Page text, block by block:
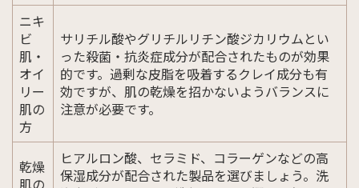
ニキ
ビ
肌・
オイ
リー
肌の
方
サリチル酸やグリチルリチン酸ジカリウムとい
った殺菌・抗炎症成分が配合されたものが効果
的です。過剰な皮脂を吸着するクレイ成分も有
効ですが、肌の乾燥を招かないようバランスに
注意が必要です。
乾燥
肌の
ヒアルロン酸、セラミド、コラーゲンなどの高
保湿成分が配合された製品を選びましょう。洗